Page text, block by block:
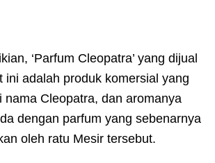
‘Parfum Cleopatra’ yang dijual
ini adalah produk komersial yang
nama Cleopatra, dan aromanya
dengan parfum yang sebenarnya
oleh ratu Mesir tersebut.